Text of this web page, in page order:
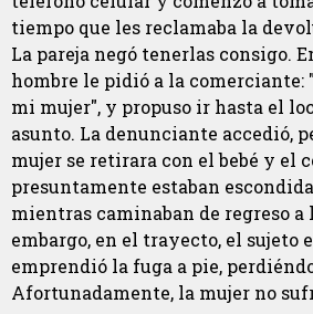
tiempo que les reclamaba la
La pareja negó tenerlas consigo.
hombre le pidió a la comerciante:
mi mujer", y propuso ir hasta el
asunto. La denunciante accedió,
mujer se retirara con el bebé y el
presuntamente estaban
mientras caminaban de regreso a
embargo, en el trayecto, el sujeto
emprendió la fuga a pie,
Afortunadamente, la mujer no